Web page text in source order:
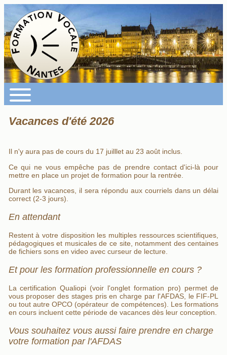
Vacances d'été 2026
Il n'y aura pas de cours du 17 juilllet au 23 août inclus.
Ce qui ne vous empêche pas de prendre contact d'ici-là pour
mettre en place un projet de formation pour la rentrée.
Durant les vacances, il sera répondu aux courriels dans un délai
correct (2-3 jours).
En attendant
Restent à votre disposition les multiples ressources scientifiques,
pédagogiques et musicales de ce site, notamment des centaines
de fichiers sons en video avec curseur de lecture.
Et pour les formation professionnelle en cours ?
La certification Qualiopi (voir l'onglet formation pro) permet de
vous proposer des stages pris en charge par l'AFDAS, le FIF-PL
ou tout autre OPCO (opérateur de compétences). Les formations
en cours incluent cette période de vacances dès leur conception.
Vous souhaitez vous aussi faire prendre en charge
votre formation par l'AFDAS